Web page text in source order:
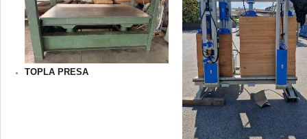
TOPLA PRESA